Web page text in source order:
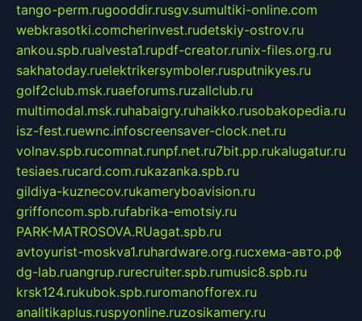
tango-perm.rugooddir.rusgv.sumultiki-online.com
webkrasotki.comcherinvest.rudetskiy-ostrov.ru
ankou.spb.rualvesta1.rupdf-creator.runix-files.org.ru
sakhatoday.ruelektrikersymboler.rusputnikyes.ru
golf2club.msk.ruaeforums.ruzallclub.ru
multimodal.msk.ruhabaigry.ruhaikko.rusobakopedia.ru
isz-fest.ruewnc.infoscreensaver-clock.net.ru
volnav.spb.rucomnat.runpf.net.ru7bit.pp.rukalugatur.ru
tesiaes.rucard.com.rukazanka.spb.ru
gildiya-kuznecov.rukameryboavision.ru
griffoncom.spb.rufabrika-emotsiy.ru
PARK-MATROSOVA.RUagat.spb.ru
avtoyurist-moskva1.ruhardware.org.ruсхема-авто.рф
dg-lab.ruangrup.rurecruiter.spb.rumusic8.spb.ru
krsk124.rukubok.spb.ruromanofforex.ru
analitikaplus.ruspyonline.ruzosikamery.ru